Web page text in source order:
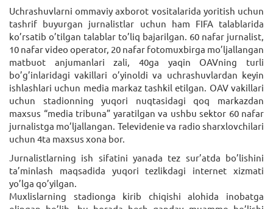
Uchrashuvlarni ommaviy axborot vositalarida yoritish uchun
tashrif buyurgan jurnalistlar uchun ham FIFA talablarida
ko’rsatib o’tilgan talablar to’liq bajarilgan. 60 nafar jurnalist,
10 nafar video operator, 20 nafar fotomuxbirga mo’ljallangan
matbuot anjumanlari zali, 40ga yaqin OAVning turli
bo’g’inlaridagi vakillari o’yinoldi va uchrashuvlardan keyin
ishlashlari uchun media markaz tashkil etilgan. OAV vakillari
uchun stadionning yuqori nuqtasidagi qoq markazdan
maxsus “media tribuna” yaratilgan va ushbu sektor 60 nafar
jurnalistga mo’ljallangan. Televidenie va radio sharxlovchilari
uchun 4ta maxsus xona bor.
Jurnalistlarning ish sifatini yanada tez sur’atda bo’lishini
ta’minlash maqsadida yuqori tezlikdagi internet xizmati
yo’lga qo’yilgan.
Muxlislarning stadionga kirib chiqishi alohida inobatga